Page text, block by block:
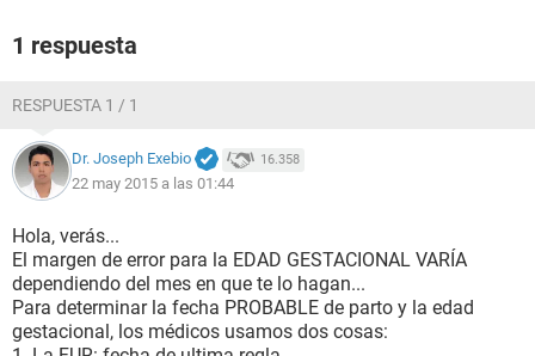
1 respuesta
RESPUESTA 1 / 1
Dr. Joseph Exebio 16.358
22 may 2015 a las 01:44
Hola, verás...
El margen de error para la EDAD GESTACIONAL VARÍA
dependiendo del mes en que te lo hagan...
Para determinar la fecha PROBABLE de parto y la edad
gestacional, los médicos usamos dos cosas: